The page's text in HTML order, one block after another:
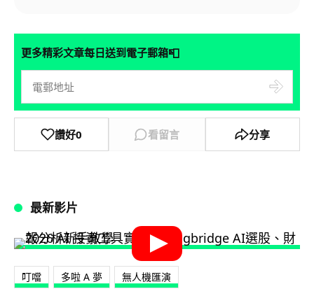
更多精彩文章每日送到電子郵箱📮
讚好0 看留言 分享
最新影片
叮噹 多啦 A 夢 無人機匯演